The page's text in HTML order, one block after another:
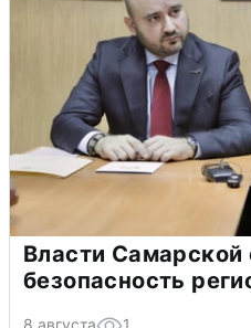
Власти Самарской
безопасность
8 августа 1